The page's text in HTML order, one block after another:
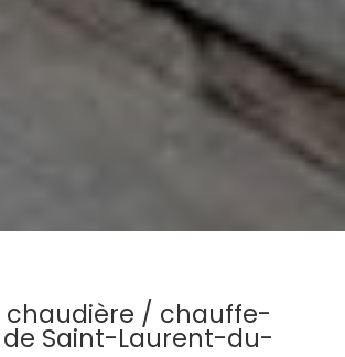
chaudière / chauffe-
Saint-Laurent-du-